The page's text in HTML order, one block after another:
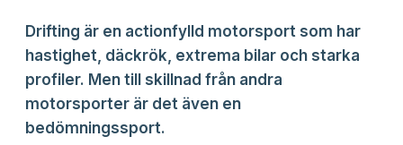
Drifting är en actionfylld motorsport som har
hastighet, däckrök, extrema bilar och starka
profiler. Men till skillnad från andra
motorsporter är det även en
bedömningssport.